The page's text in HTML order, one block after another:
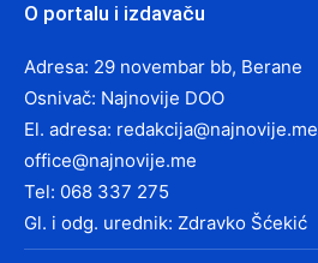
O portalu i izdavaču
Adresa: 29 novembar bb, Berane
Osnivač: Najnovije DOO
El. adresa: redakcija@najnovije.me
office@najnovije.me
Tel: 068 337 275
Gl. i odg. urednik: Zdravko Šćekić